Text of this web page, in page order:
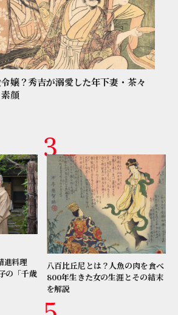
嬢？秀吉が溺愛した年下妻・茶々
顔
進料理
の「千歳
八百比丘尼とは？人魚の肉を食べ
800年生きた女の生涯とその結末
を解説